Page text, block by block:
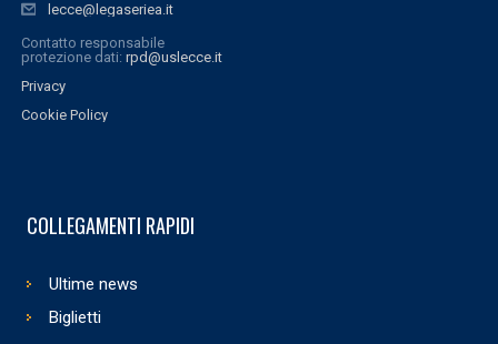
lecce@legaseriea.it
Contatto responsabile
protezione dati: rpd@uslecce.it
Privacy
Cookie Policy
COLLEGAMENTI RAPIDI
Ultime news
Biglietti